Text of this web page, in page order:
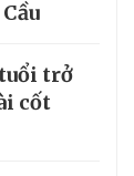
trở
cốt